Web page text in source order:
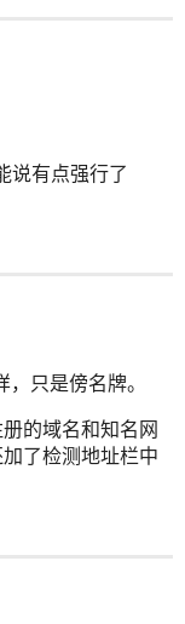
说有点强行了
只是傍名牌。
的域名和知名网
了检测地址栏中